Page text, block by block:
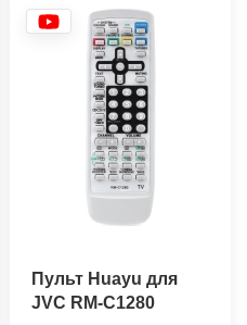
Пульт Huayu для
JVC RM-C1280